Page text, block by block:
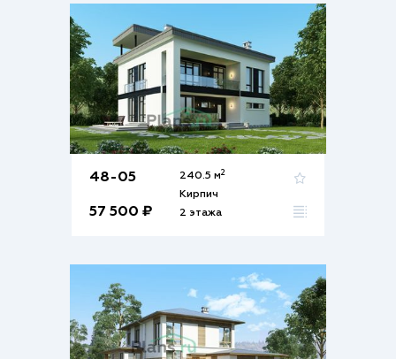
48-05
57 500 ₽
240.5 м2
Кирпич
2 этажа